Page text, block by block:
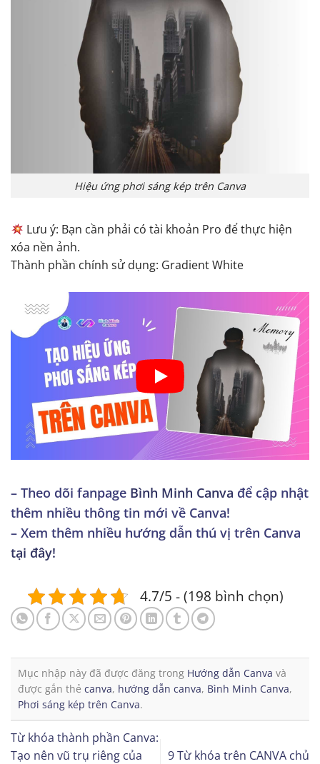
Hiệu ứng phơi sáng kép trên Canva
Lưu ý: Bạn cần phải có tài khoản Pro để thực hiện
xóa nền ảnh.
Thành phần chính sử dụng: Gradient White
– Theo dõi fanpage Bình Minh Canva để cập nhật
thêm nhiều thông tin mới về Canva!
– Xem thêm nhiều hướng dẫn thú vị trên Canva
tại đây!
4.7/5 - (198 bình chọn)
Mục nhập này đã được đăng trong Hướng dẫn Canva và
được gắn thẻ canva, hướng dẫn canva, Bình Minh Canva,
Phơi sáng kép trên Canva.
Từ khóa thành phần Canva:
Tạo nên vũ trụ riêng của
9 Từ khóa trên CANVA chủ